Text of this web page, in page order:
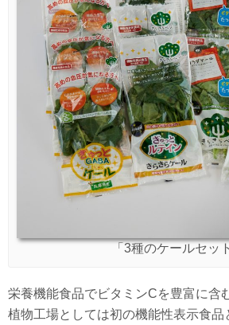
「3種のケールセッ
栄養機能食品でビタミンCを豊富に含
植物工場としては初の機能性表示食品